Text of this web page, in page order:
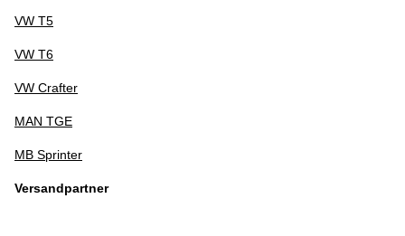
VW T5
VW T6
VW Crafter
MAN TGE
MB Sprinter
Versandpartner